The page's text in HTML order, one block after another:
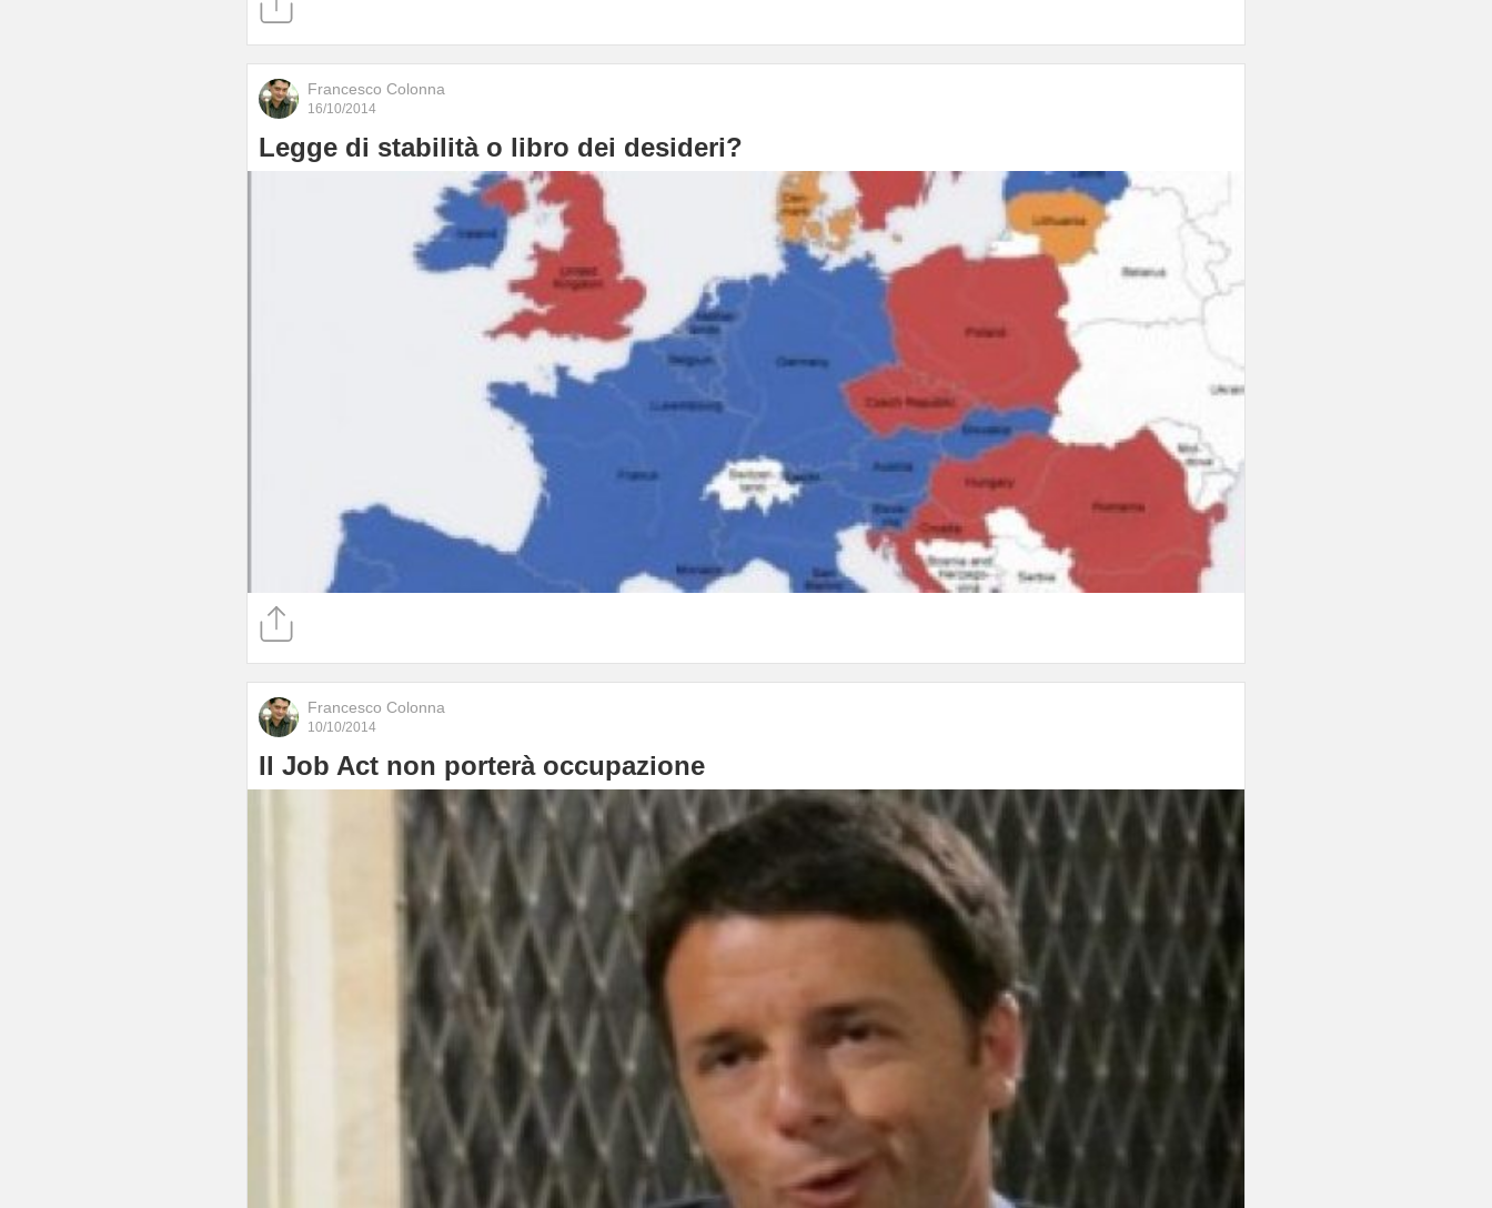
Francesco Colonna
16/10/2014
Legge di stabilità o libro dei desideri?
Francesco Colonna
10/10/2014
Il Job Act non porterà occupazione